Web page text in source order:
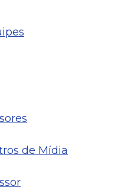
de Mídia